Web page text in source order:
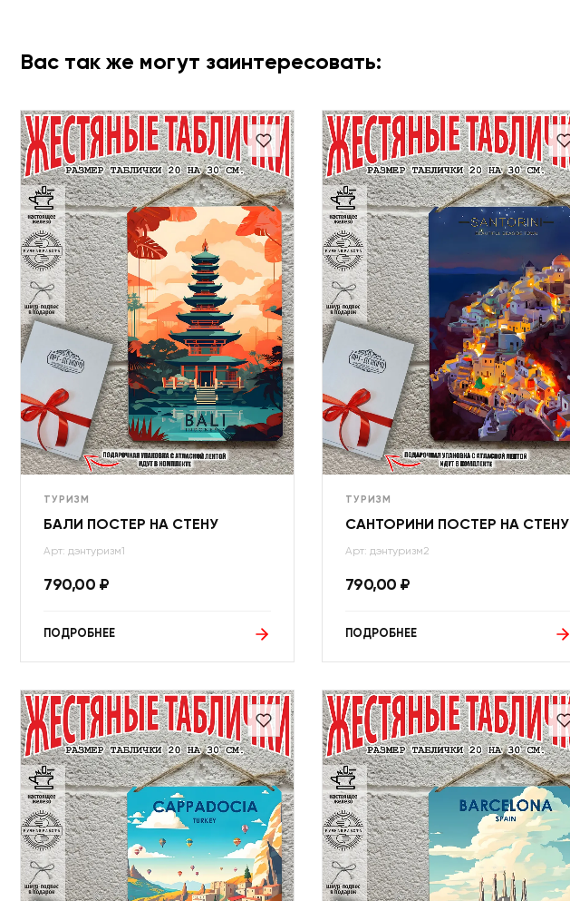
Вас так же могут заинтересовать:
ТУРИЗМ
БАЛИ ПОСТЕР НА СТЕНУ
Арт: дэнтуризм1
790,00 ₽
ПОДРОБНЕЕ
ТУРИЗМ
САНТОРИНИ ПОСТЕР НА СТЕНУ
Арт: дэнтуризм2
790,00 ₽
ПОДРОБНЕЕ